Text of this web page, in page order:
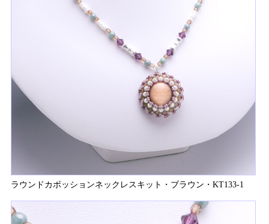
ラウンドカボッションネックレスキット・ブラウン・KT133-1